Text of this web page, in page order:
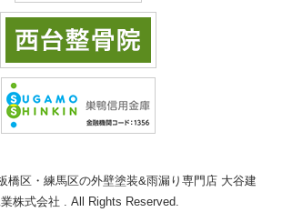
橋区・練馬区の外壁塗装&雨漏り専門店 大谷建
株式会社 . All Rights Reserved.